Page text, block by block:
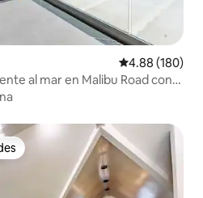
Calificación
4.88 (180)
al mar en Malibu Road con